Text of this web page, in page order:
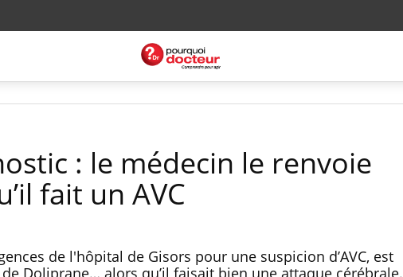
: le médecin le renvoie
fait un AVC
de l'hôpital de Gisors pour une suspicion d’AVC, est
Doliprane… alors qu’il faisait bien une attaque cérébrale.